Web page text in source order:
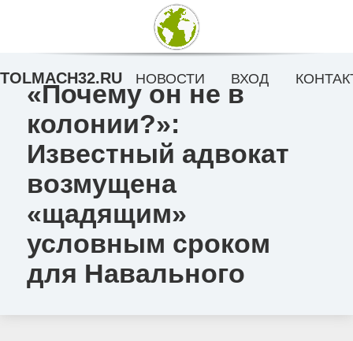
«Почему он не в
колонии?»:
Известный адвокат
возмущена
«щадящим»
условным сроком
для Навального
TOLMACH32.RU НОВОСТИ ВХОД